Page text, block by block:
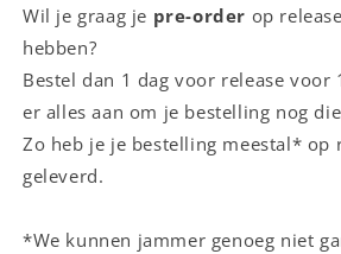
Wil je graag je pre-order op
hebben?
Bestel dan 1 dag voor release voor
er alles aan om je bestelling nog
Zo heb je je bestelling meestal* op
geleverd.
*We kunnen jammer genoeg niet